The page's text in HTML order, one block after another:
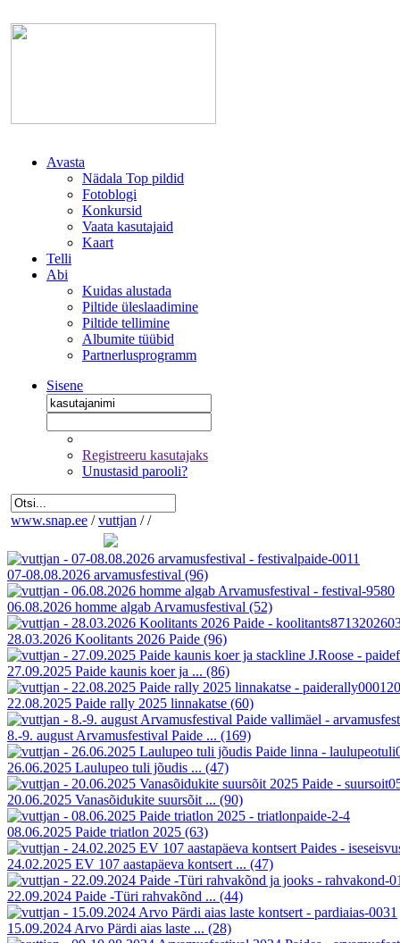
Avasta
Nädala Top pildid
Fotoblogi
Konkursid
Vaata kasutajaid
Kaart
Telli
Abi
Kuidas alustada
Piltide üleslaadimine
Piltide tellimine
Albumite tüübid
Partnerlusprogramm
Sisene
Registreeru kasutajaks
Unustasid parooli?
www.snap.ee / vuttjan / /
07-08.08.2026 arvamusfestival (96)
06.08.2026 homme algab Arvamusfestival (52)
28.03.2026 Koolitants 2026 Paide (96)
27.09.2025 Paide kaunis koer ja ... (86)
22.08.2025 Paide rally 2025 linnakatse (60)
8.-9. august Arvamusfestival Paide ... (169)
26.06.2025 Laulupeo tuli jõudis ... (47)
20.06.2025 Vanasõidukite suursõit ... (90)
08.06.2025 Paide triatlon 2025 (63)
24.02.2025 EV 107 aastapäeva kontsert ... (47)
22.09.2024 Paide -Türi rahvakõnd ... (44)
15.09.2024 Arvo Pärdi aias laste ... (28)